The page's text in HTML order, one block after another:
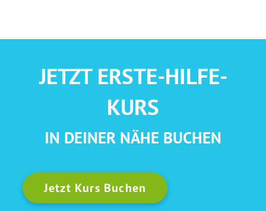
JETZT ERSTE-HILFE-
KURS
IN DEINER NÄHE BUCHEN
Jetzt Kurs Buchen